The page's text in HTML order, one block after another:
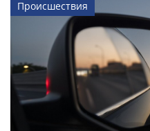
Происшествия